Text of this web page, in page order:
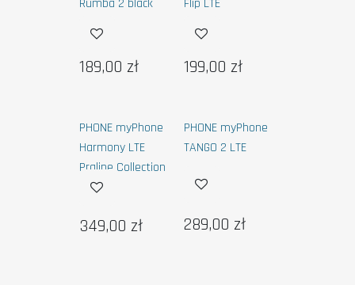
189,00 zł 199,00 zł
PHONE myPhone
Harmony LTE
Praline Collection
349,00 zł
PHONE myPhone
TANGO 2 LTE
289,00 zł